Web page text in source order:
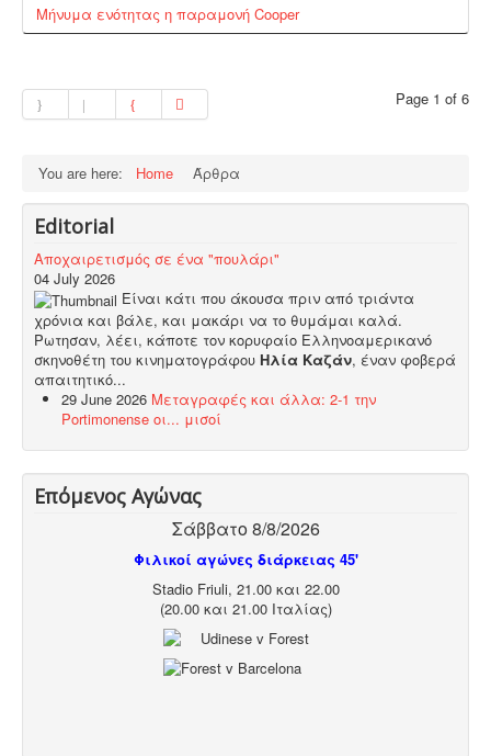
Μήνυμα ενότητας η παραμονή Cooper
Page 1 of 6
You are here: Home Άρθρα
Editorial
Αποχαιρετισμός σε ένα "πουλάρι"
04 July 2026
Είναι κάτι που άκουσα πριν από τριάντα
χρόνια και βάλε, και μακάρι να το θυμάμαι καλά.
Ρωτησαν, λέει, κάποτε τον κορυφαίο Ελληνοαμερικανό
σκηνοθέτη του κινηματογράφου Ηλία Καζάν, έναν φοβερά
απαιτητικό...
29 June 2026 Μεταγραφές και άλλα: 2-1 την
Portimonense οι... μισοί
Επόμενος Αγώνας
Σάββατο 8/8/2026
Φιλικοί αγώνες διάρκειας 45'
Stadio Friuli, 21.00 και 22.00
(20.00 και 21.00 Ιταλίας)